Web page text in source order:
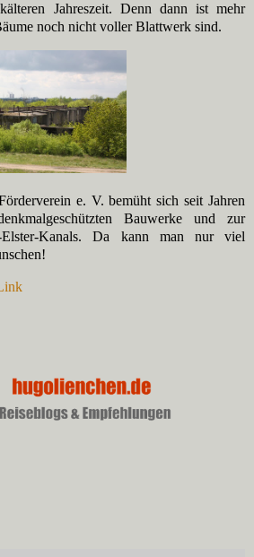
Jahreszeit. Denn dann ist mehr
noch nicht voller Blattwerk sind.
e. V. bemüht sich seit Jahren
Bauwerke und zur
Elster-Kanals. Da kann man nur viel